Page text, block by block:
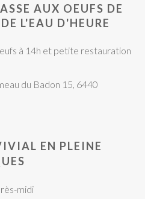
AUX OEUFS DE
L'EAU D'HEURE
à 14h et petite restauration
du Badon 15, 6440
EN PLEINE
midi